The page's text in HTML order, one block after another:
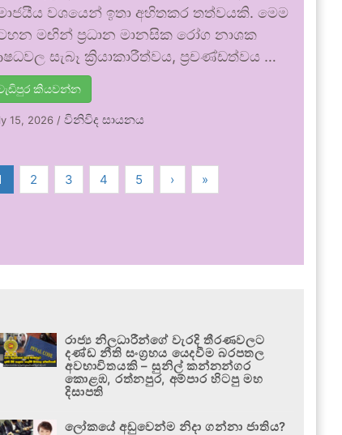
වශයෙන් ඉතා අහිතකර තත්වයකි. මෙම
මඟින් ප්‍රධාන මානසික රෝග නාශක
සැබෑ ක්‍රියාකාරීත්වය, ප්‍රචණ්ඩත්වය …
කියවන්න
15, 2026 /විනිවිද සායනය
2 3 4 5 › »
රාජ්‍ය නිලධාරීන්ගේ වැරදි තීරණවලට
දණ්ඩ නීති සංග්‍රහය යෙදවීම බරපතල
අවභාවිතයකි – සුනිල් කන්නන්ගර
කොළඹ, රත්නපුර, අම්පාර හිටපු මහ
දිසාපති
ලෝකයේ අඩුවෙන්ම නිදා ගන්නා ජාතිය?